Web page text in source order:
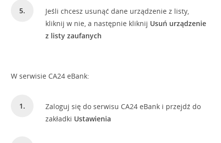
Jeśli chcesz usunąć dane urządzenie z listy,
kliknij w nie, a następnie kliknij Usuń urządzenie
z listy zaufanych
W serwisie CA24 eBank:
Zaloguj się do serwisu CA24 eBank i przejdź do
zakładki Ustawienia